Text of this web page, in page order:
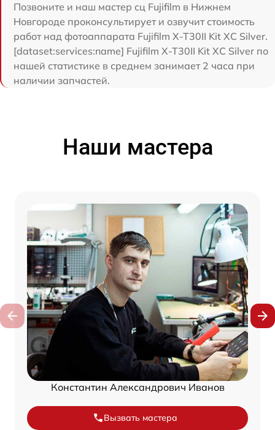
Позвоните и наш мастер сц Fujifilm в Нижнем
Новгороде проконсультирует и озвучит стоимость
работ над фотоаппарата Fujifilm X-T30II Kit XC Silver.
[dataset:services:name] Fujifilm X-T30II Kit XC Silver по
нашей статистике в среднем занимает 2 часа при
наличии запчастей.
Наши мастера
Константин Александрович Иванов
Вызвать мастера